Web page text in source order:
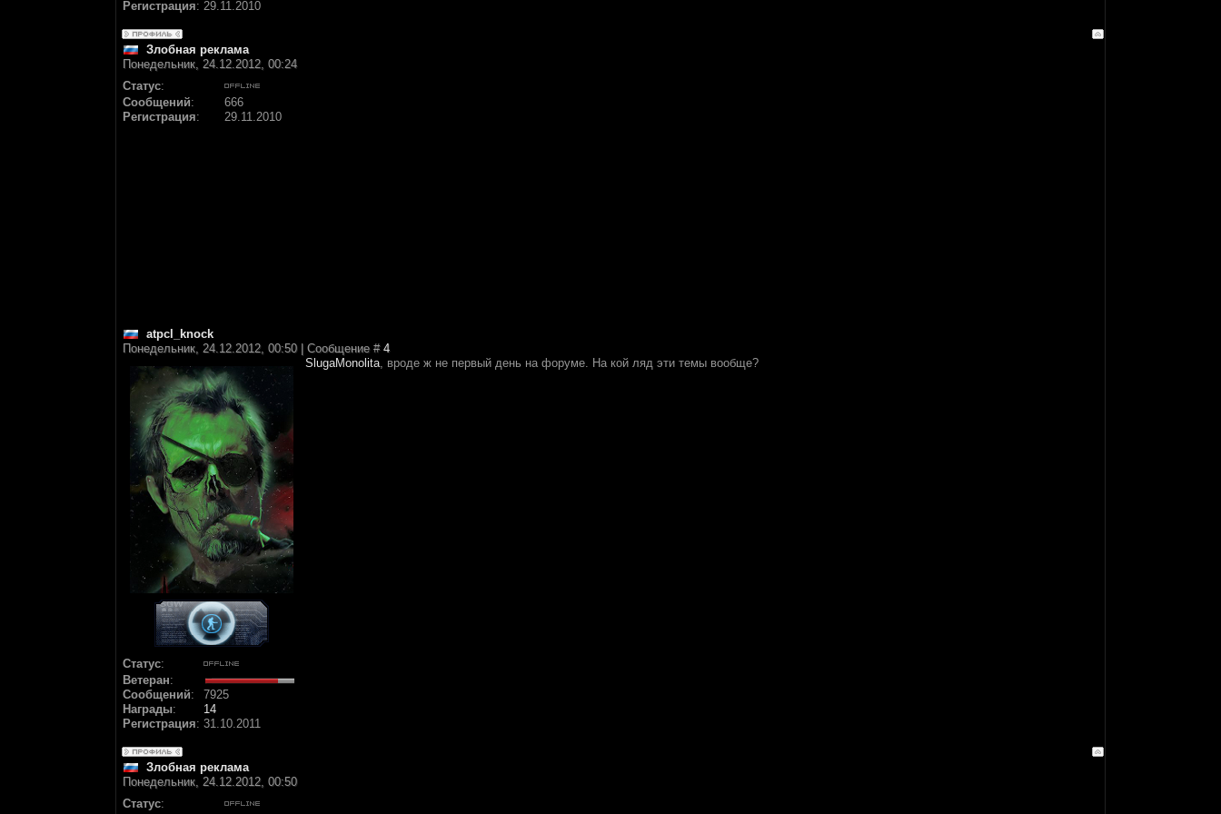
Регистрация: 29.11.2010
Злобная реклама
Понедельник, 24.12.2012, 00:24
Статус:
Сообщений:
666
Регистрация: 29.11.2010
atpcl_knock
Понедельник, 24.12.2012, 00:50 | Сообщение # 4
Статус:
Ветеран:
Сообщений:
7925
Награды:
14
Регистрация: 31.10.2011
SlugaMonolita, вроде ж не первый день на форуме. На кой ляд эти темы вообще?
Злобная реклама
Понедельник, 24.12.2012, 00:50
Статус: